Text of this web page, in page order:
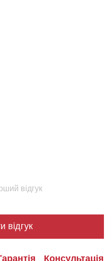
відгук
відгук
Консультація